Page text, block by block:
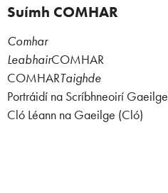
Suímh COMHAR
Comhar
LeabhairCOMHAR
COMHARTaighde
Portráidí na Scríbhneoirí Gaeilge
Cló Léann na Gaeilge (Cló)